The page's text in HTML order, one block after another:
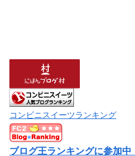
コンビニスイーツランキング
ブログ王ランキングに参加中